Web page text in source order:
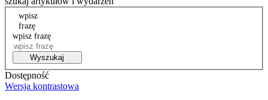
wpisz
frazę
wpisz frazę
Wyszukaj
Dostępność
Wersja kontrastowa